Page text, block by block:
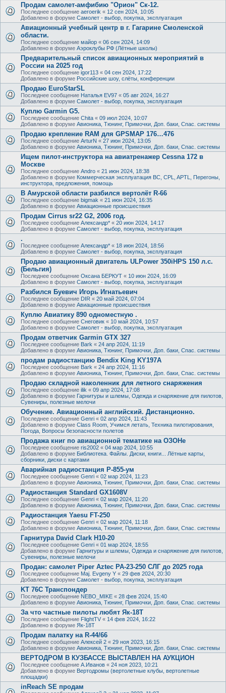
Продам самолет-амфибию "Орион" Ск-12.
Последнее сообщение aeroerik « 12 сен 2024, 10:05
Добавлено в форуме Самолет - выбор, покупка, эксплуатация
Авиационный учебный центр в г. Гагарине Смоленской
области.
Последнее сообщение майор « 06 сен 2024, 14:09
Добавлено в форуме Аэроклубы РФ (Лётные школы)
Предварительный список авиационных мероприятий в
России на 2025 год
Последнее сообщение igor113 « 04 сен 2024, 17:22
Добавлено в форуме Российские шоу, слёты, конференции
Продаю EuroStarSL
Последнее сообщение Наталья EV97 « 05 авг 2024, 16:27
Добавлено в форуме Самолет - выбор, покупка, эксплуатация
Куплю Garmin G5.
Последнее сообщение Chita « 09 июл 2024, 10:07
Добавлено в форуме Авионика, Тюнинг, Примочки, Доп. баки, Спас. системы
Продаю крепление RAM для GPSMAP 176…476
Последнее сообщение ArturN « 27 июн 2024, 13:05
Добавлено в форуме Авионика, Тюнинг, Примочки, Доп. баки, Спас. системы
Ищем пилот-инструктора на авиатренажер Cessna 172 в
Москве
Последнее сообщение Andro « 21 июн 2024, 18:38
Добавлено в форуме Коммерческая эксплуатация ВС, CPL, APTL, Перегоны,
инструктора, предложения, помощь
В Амурской области разбился вертолёт R-66
Последнее сообщение bigmak « 21 июн 2024, 16:35
Добавлено в форуме Авиационные происшествия
Продам Cirrus sr22 G2, 2006 год.
Последнее сообщение Александр* « 20 июн 2024, 14:17
Добавлено в форуме Самолет - выбор, покупка, эксплуатация
.
Последнее сообщение Александр* « 18 июн 2024, 18:56
Добавлено в форуме Самолет - выбор, покупка, эксплуатация
Продаю авиационный двигатель ULPower 350iHPS 150 л.с.
(Бельгия)
Последнее сообщение Оксана БЕРКУТ « 10 июн 2024, 16:09
Добавлено в форуме Самолет - выбор, покупка, эксплуатация
Разбился Буевич Игорь Игнатьевич
Последнее сообщение DIR « 20 май 2024, 07:04
Добавлено в форуме Авиационные происшествия
Куплю Авиатику 890 одноместную .
Последнее сообщение Снеговик « 10 май 2024, 10:57
Добавлено в форуме Самолет - выбор, покупка, эксплуатация
Продам ответчик Garmin GTX 327
Последнее сообщение Bark « 24 апр 2024, 11:19
Добавлено в форуме Авионика, Тюнинг, Примочки, Доп. баки, Спас. системы
продам радиостанцию Bendix King KY197A
Последнее сообщение Bark « 24 апр 2024, 11:16
Добавлено в форуме Авионика, Тюнинг, Примочки, Доп. баки, Спас. системы
Продаю складной наколенник для летного снаряжения
Последнее сообщение ilik « 09 апр 2024, 17:08
Добавлено в форуме Гарнитуры и шлемы, Одежда и снаряжение для пилотов,
Сувениры, полезные мелочи
Обучение. Авиационный английский. Дистанционно.
Последнее сообщение Genri « 02 апр 2024, 11:43
Добавлено в форуме Class Room, Учимся летать, Техника пилотирования,
Погода, Вопросы безопасности полетов
Продажа книг по авиационной тематике на ОЗОНе
Последнее сообщение ris2002 « 04 мар 2024, 10:55
Добавлено в форуме Библиотека. Файлы. Диски, книги... Лётные карты,
сборники, диски с картами
Аварийная радиостанция Р-855-ум
Последнее сообщение Genri « 02 мар 2024, 11:23
Добавлено в форуме Авионика, Тюнинг, Примочки, Доп. баки, Спас. системы
Радиостанция Standard GX1608V
Последнее сообщение Genri « 02 мар 2024, 11:20
Добавлено в форуме Авионика, Тюнинг, Примочки, Доп. баки, Спас. системы
Радиостанция Yaesu FT-250
Последнее сообщение Genri « 02 мар 2024, 11:18
Добавлено в форуме Авионика, Тюнинг, Примочки, Доп. баки, Спас. системы
Гарнитура David Clark H10-20
Последнее сообщение Genri « 01 мар 2024, 18:55
Добавлено в форуме Гарнитуры и шлемы, Одежда и снаряжение для пилотов,
Сувениры, полезные мелочи
Продан: самолет Piper Aztec PA-23-250 СЛГ до 2025 года
Последнее сообщение Maj. Evgeny Y « 29 фев 2024, 20:30
Добавлено в форуме Самолет - выбор, покупка, эксплуатация
KT 76C Транспондер
Последнее сообщение NEBO_MIKE « 28 фев 2024, 15:40
Добавлено в форуме Авионика, Тюнинг, Примочки, Доп. баки, Спас. системы
За что частные пилоты любят Як-18Т
Последнее сообщение FlightTV « 14 фев 2024, 16:22
Добавлено в форуме Як-18Т
Продам палатку на R-44/66
Последнее сообщение Алексей 2 « 29 ноя 2023, 16:15
Добавлено в форуме Авионика, Тюнинг, Примочки, Доп. баки, Спас. системы
ВЕРТОДРОМ В КУЗБАССЕ ВЫСТАВЛЕН НА АУКЦИОН
Последнее сообщение А.Иванов « 24 ноя 2023, 10:21
Добавлено в форуме Вертодромы (вертолетные клубы, вертолетные
площадки)
inReach SE продам